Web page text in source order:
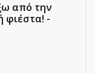
από την
φιέστα! -